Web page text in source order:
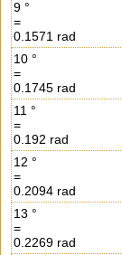
9 °
=
0.1571 rad
10 °
=
0.1745 rad
11 °
=
0.192 rad
12 °
=
0.2094 rad
13 °
=
0.2269 rad